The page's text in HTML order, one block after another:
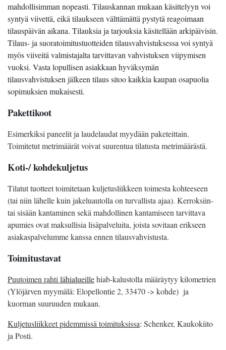
mahdollisimman nopeasti. Tilauskannan mukaan käsittelyyn voi
syntyä viivettä, eikä tilaukseen välttämättä pystytä reagoimaan
tilauspäivän aikana. Tilauksia ja tarjouksia käsitellään arkipäivisin.
Tilaus- ja suoratoimitustuotteiden tilausvahvistuksessa voi syntyä
myös viiveitä valmistajalta tarvittavan vahvistuksen viipymisen
vuoksi. Vasta lopullisen asiakkaan hyväksymän
tilausvahvistuksen jälkeen tilaus sitoo kaikkia kaupan osapuolia
sopimuksien mukaisesti.
Pakettikoot
Esimerkiksi paneelit ja laudelaudat myydään paketeittain.
Toimitetut metrimäärät voivat suurentua tilatusta metrimäärästä.
Koti-/ kohdekuljetus
Tilatut tuotteet toimitetaan kuljetusliikkeen toimesta kohteeseen
(tai niin lähelle kuin jakeluautolla on turvallista ajaa). Kerroksiin-
tai sisään kantaminen sekä mahdollinen kantamiseen tarvittava
apumies ovat maksullisia lisäpalveluita, joista sovitaan erikseen
asiakaspalvelumme kanssa ennen tilausvahvistusta.
Toimitustavat
Puutoimen rahti lähialueillehiab-kalustolla määräytyy kilometrien
(Ylöjärven myymälä: Elopellontie 2, 33470 -> kohde) ja
kuorman suuruuden mukaan.
Kuljetusliikkeet pidemmissä toimituksissa: Schenker, Kaukokiito
ja Posti.